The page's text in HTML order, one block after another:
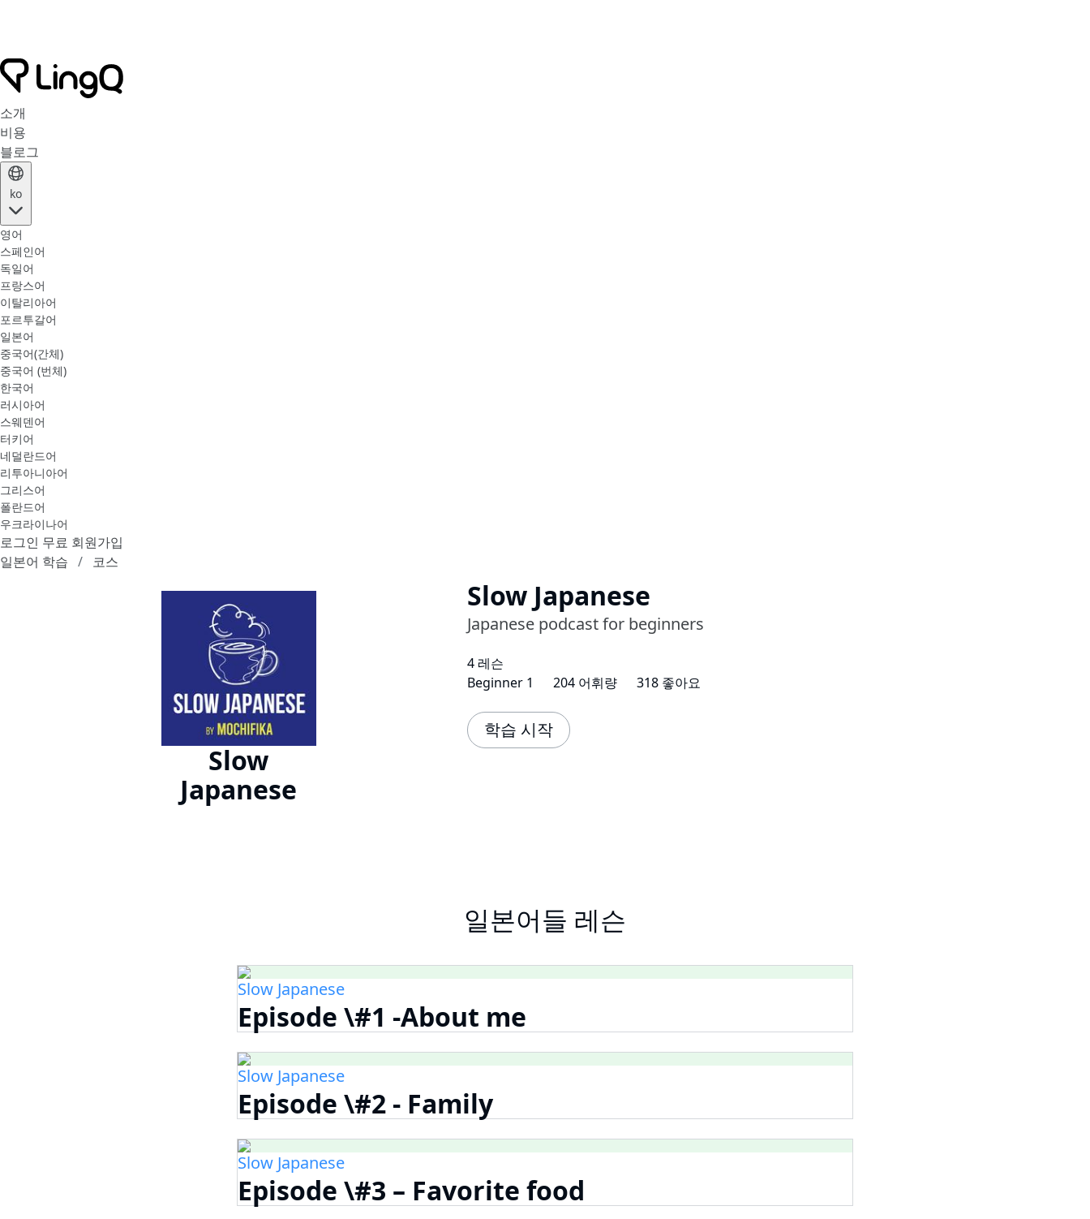
소개
비용
블로그
ko
영어
스페인어
독일어
프랑스어
이탈리아어
포르투갈어
일본어
중국어(간체)
중국어 (번체)
한국어
러시아어
스웨덴어
터키어
네덜란드어
리투아니아어
그리스어
폴란드어
우크라이나어
로그인 무료 회원가입
일본어 학습
코스
Slow
Japanese
Slow Japanese
Japanese podcast for beginners
4 레슨
Beginner 1
204 어휘량 318 좋아요
학습 시작
일본어들 레슨
Slow Japanese
Episode \#1 -About me
Slow Japanese
Episode \#2 - Family
Slow Japanese
Episode \#3 – Favorite food